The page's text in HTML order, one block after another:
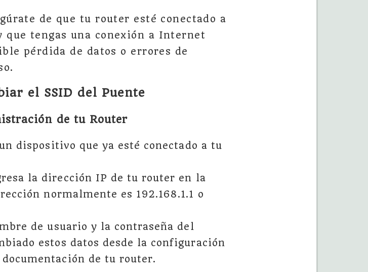
de que tu router esté conectado a
que tengas una conexión a Internet
pérdida de datos o errores de
el SSID del Puente
de tu Router
dispositivo que ya esté conectado a tu
la dirección IP de tu router en la
normalmente es 192.168.1.1 o
de usuario y la contraseña del
estos datos desde la configuración
de tu router.